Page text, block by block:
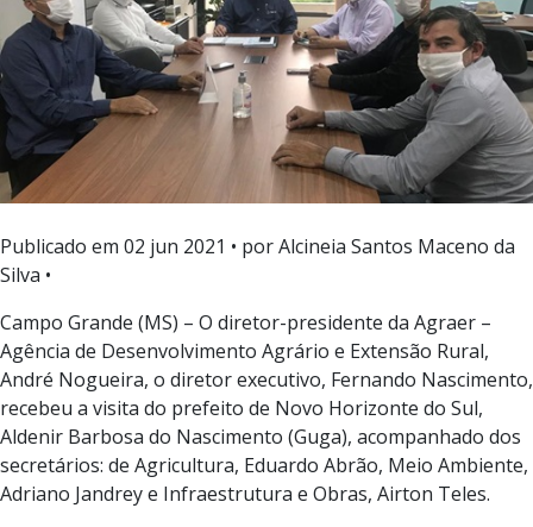
Publicado em 02 jun 2021 • por Alcineia Santos Maceno da
Silva •
Campo Grande (MS) – O diretor-presidente da Agraer –
Agência de Desenvolvimento Agrário e Extensão Rural,
André Nogueira, o diretor executivo, Fernando Nascimento,
recebeu a visita do prefeito de Novo Horizonte do Sul,
Aldenir Barbosa do Nascimento (Guga), acompanhado dos
secretários: de Agricultura, Eduardo Abrão, Meio Ambiente,
Adriano Jandrey e Infraestrutura e Obras, Airton Teles.